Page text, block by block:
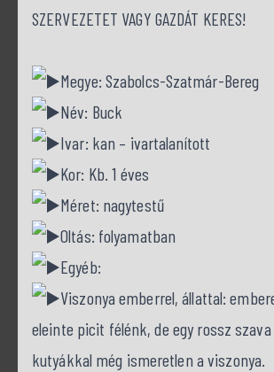
SZERVEZETET VAGY GAZDÁT KERES!
Megye: Szabolcs-Szatmár-Bereg
Név: Buck
Ivar: kan – ivartalanított
Kor: Kb. 1 éves
Méret: nagytestű
Oltás: folyamatban
Egyéb:
Viszonya emberrel, állattal:
eleinte picit félénk, de egy rossz
kutyákkal még ismeretlen a viszonya.